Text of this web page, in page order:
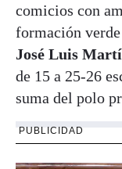
comicios con
formación
José Luis
de 15 a 25-26
suma del polo
PUBLICIDAD